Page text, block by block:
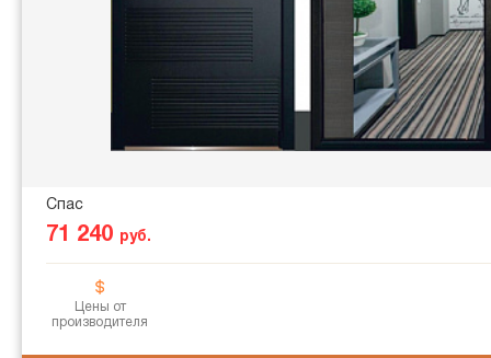
Спас
71 240 руб.
Цены от
производителя